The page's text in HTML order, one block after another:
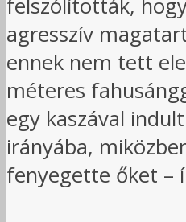
felszólították,
agresszív
ennek nem tett
méteres
egy kaszával
irányába,
fenyegette őket –